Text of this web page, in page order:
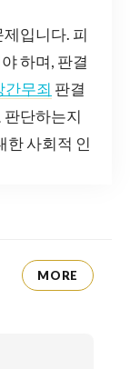
입니다. 피
하며, 판결
간무죄 판결
판단하는지
한 사회적 인
MORE